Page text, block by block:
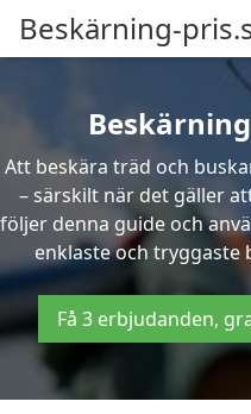
Beskärning-
Att beskära träd och
– särskilt när det gäller
följer denna guide och
enklaste och tryggaste
Få 3 erbjudanden,